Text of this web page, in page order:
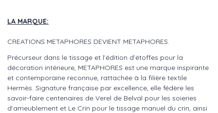
LA MARQUE:
CREATIONS METAPHORES DEVIENT METAPHORES.
Précurseur dans le tissage et l’édition d’étoffes pour la
décoration intérieure, METAPHORES est une marque inspirante
et contemporaine reconnue, rattachée à la filière textile
Hermès. Signature française par excellence, elle fédère les
savoir-faire centenaires de Verel de Belval pour les soieries
d’ameublement et Le Crin pour le tissage manuel du crin, ainsi